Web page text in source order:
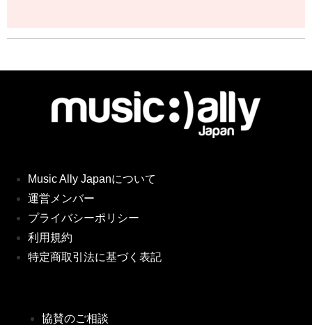
Music Ally Japanについて
運営メンバー
プライバシーポリシー
利用規約
特定商取引法に基づく表記
協賛のご相談